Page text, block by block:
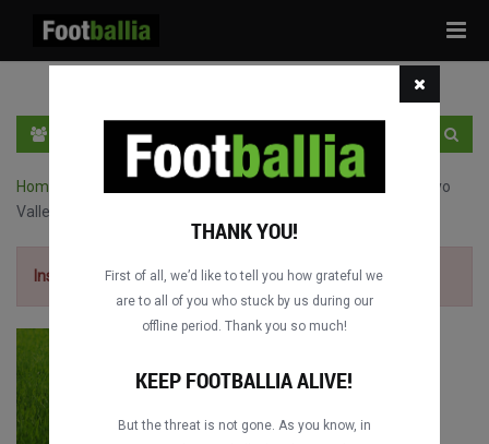
Home
Levante UD vs. Rayo
Vallecano
Inscriva-se grátis para ver o jogo.
THANK YOU!
First of all, we’d like to tell you how grateful we
are to all of you who stuck by us during our
offline period. Thank you so much!
KEEP FOOTBALLIA ALIVE!
But the threat is not gone. As you know, in